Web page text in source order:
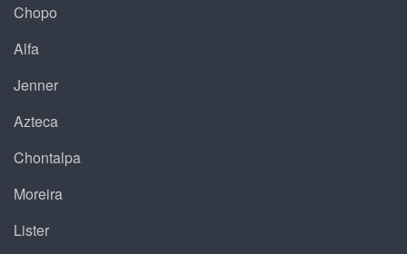
Chopo
Alfa
Jenner
Azteca
Chontalpa
Moreira
Lister